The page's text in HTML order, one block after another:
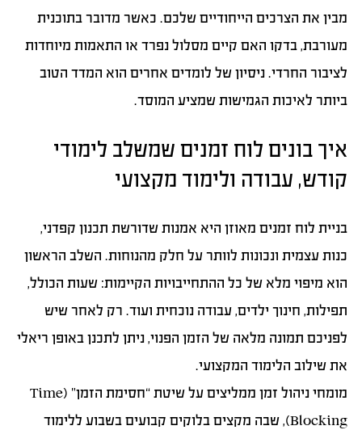
מבין את הצרכים הייחודיים שלכם. כאשר מדובר בתוכנית
מעורבת, בדקו האם קיים מסלול נפרד או התאמות מיוחדות
לציבור החרדי. ניסיון של לומדים אחרים הוא המדד הטוב
ביותר לאיכות הגמישות שמציע המוסד.
איך בונים לוח זמנים שמשלב לימודי
קודש, עבודה ולימוד מקצועי
בניית לוח זמנים מאוזן היא אמנות שדורשת תכנון קפדני,
כנות עצמית ונכונות לוותר על חלק מהנוחות. השלב הראשון
הוא מיפוי מלא של כל ההתחייבויות הקיימות: שעות הכולל,
תפילות, חינוך ילדים, עבודה נוכחית ועוד. רק לאחר שיש
לפניכם תמונה מלאה של הזמן הפנוי, ניתן לתכנן באופן ריאלי
את שילוב הלימוד המקצועי.
מומחי ניהול זמן ממליצים על שיטת “חסימת הזמן” (Time
Blocking), שבה מקצים בלוקים קבועים בשבוע ללימוד